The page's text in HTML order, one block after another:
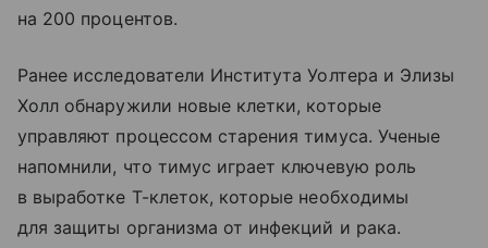
на 200 процентов.
Ранее исследователи Института Уолтера и Элизы
Холл обнаружили новые клетки, которые
управляют процессом старения тимуса. Ученые
напомнили, что тимус играет ключевую роль
в выработке Т-клеток, которые необходимы
для защиты организма от инфекций и рака.